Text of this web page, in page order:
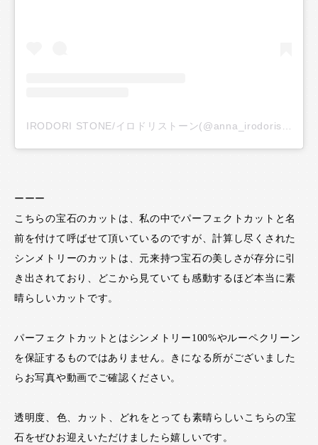
ーーー
こちらの宝石のカットは、私の中でパーフェクトカットと名
前を付けて呼ばせて頂いているのですが、計算し尽くされた
シンメトリーのカットは、元来持つ宝石の美しさが存分に引
き出されており、どこから見ていても感動するほど本当に素
晴らしいカットです。
パーフェクトカットとはシンメトリー100%やルーペクリーン
を保証するものではありません。きになる所がございました
らお写真や動画でご確認ください。
透明度、色、カット、どれをとっても素晴らしいこちらの宝
石をぜひお迎えいただけましたら嬉しいです。